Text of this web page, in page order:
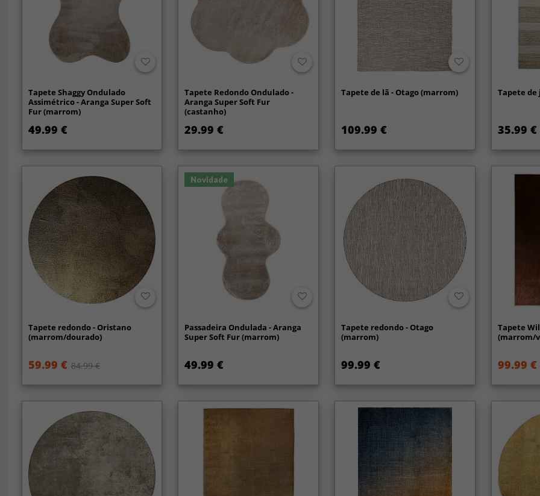
Tapete Shaggy Ondulado
Assimétrico - Aranga Super Soft
Fur (marrom)
49.99 €
Tapete Redondo Ondulado -
Aranga Super Soft Fur
(castanho)
29.99 €
Tapete de lã - Otago (marrom)
109.99 €
Tapete de
35.99 €
Tapete redondo - Oristano
(marrom/dourado)
59.99 € 84.99 €
Novidade
Passadeira Ondulada - Aranga
Super Soft Fur (marrom)
49.99 €
Tapete redondo - Otago
(marrom)
99.99 €
Tapete
(marrom/
99.99 €